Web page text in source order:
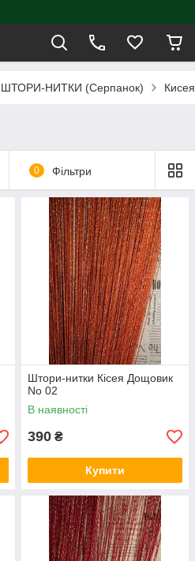
ШТОРИ-НИТКИ (Серпанок)
0 Фільтри
Штори-нитки Кісея Дощовик
No 02
В наявності
390 ₴
Купити